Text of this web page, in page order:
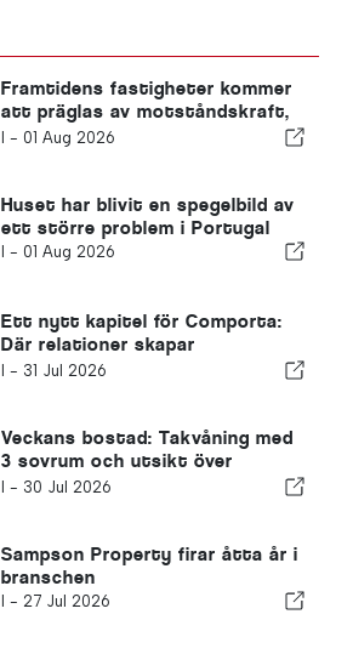
Framtidens fastigheter kommer
att präglas av motståndskraft,
inte bara av läge
I - 01 Aug 2026
Huset har blivit en spegelbild av
ett större problem i Portugal
I - 01 Aug 2026
Ett nytt kapitel för Comporta:
Där relationer skapar
enastående möjligheter
I - 31 Jul 2026
Veckans bostad: Takvåning med
3 sovrum och utsikt över
golfbanan och havet i Vilamoura
I - 30 Jul 2026
Sampson Property firar åtta år i
branschen
I - 27 Jul 2026